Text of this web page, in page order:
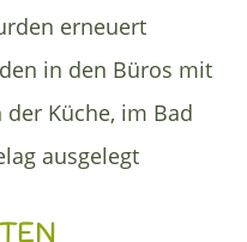
erneuert
in den Büros mit
Küche, im Bad
ausgelegt